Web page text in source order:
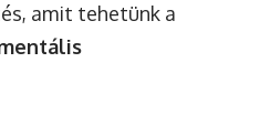
amit tehetünk a